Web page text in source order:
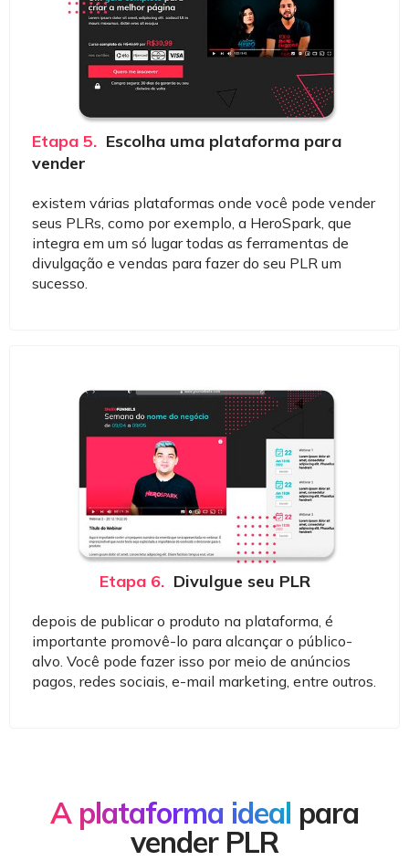
Etapa 5. Escolha uma plataforma para
vender
existem várias plataformas onde você pode vender
seus PLRs, como por exemplo, a HeroSpark, que
integra em um só lugar todas as ferramentas de
divulgação e vendas para fazer do seu PLR um
sucesso.
Etapa 6. Divulgue seu PLR
depois de publicar o produto na plataforma, é
importante promovê-lo para alcançar o público-
alvo. Você pode fazer isso por meio de anúncios
pagos, redes sociais, e-mail marketing, entre outros.
A plataforma ideal para
vender PLR